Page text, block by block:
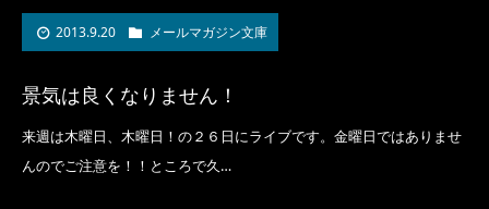
2013.9.20 メールマガジン文庫
景気は良くなりません！
来週は木曜日、木曜日！の２６日にライブです。金曜日ではありませ
んのでご注意を！！ところで久…